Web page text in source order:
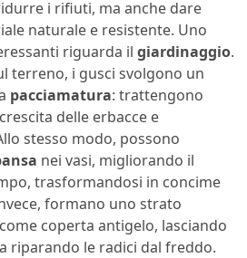
i rifiuti, ma anche dare
naturale e resistente. Uno
riguarda il giardinaggio.
terreno, i gusci svolgono un
pacciamatura: trattengono
delle erbacce e
stesso modo, possono
nei vasi, migliorando il
trasformandosi in concime
formano uno strato
coperta antigelo, lasciando
riparando le radici dal freddo.